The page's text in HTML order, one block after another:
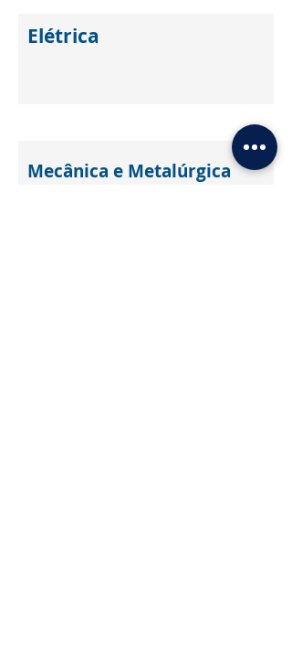
Elétrica
Mecânica e Metalúrgica